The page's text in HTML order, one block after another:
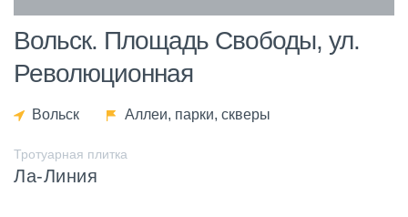
Вольск. Площадь Свободы, ул.
Революционная
Вольск Аллеи, парки, скверы
Тротуарная плитка
Ла-Линия